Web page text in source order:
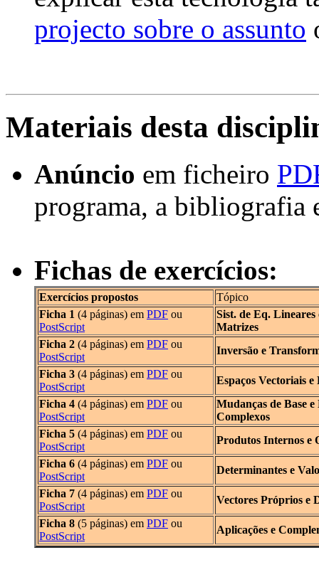
projecto sobre o assunto
Materiais desta
Anúncio em ficheiro
programa, a bibliografia
Fichas de exercícios:
Exercícios propostos
Tópico
Ficha 1 (4 páginas) em PDF ou
PostScript
Sist. de Eq. Lineares
Matrizes
Ficha 2 (4 páginas) em PDF ou
PostScript
Inversão e
Ficha 3 (4 páginas) em PDF ou
PostScript
Espaços Vectoriais e
Ficha 4 (4 páginas) em PDF ou
PostScript
Mudanças de Base e
Complexos
Ficha 5 (4 páginas) em PDF ou
PostScript
Produtos Internos e
Ficha 6 (4 páginas) em PDF ou
PostScript
Determinantes e
Ficha 7 (4 páginas) em PDF ou
PostScript
Vectores Próprios e
Ficha 8 (5 páginas) em PDF ou
PostScript
Aplicações e